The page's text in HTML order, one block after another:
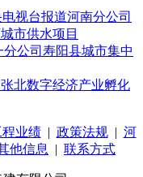
视台报道河南分公司
市供水项目
公司寿阳县城市集中
北数字经济产业孵化
程业绩| 政策法规| 河
他信息 | 联系方式